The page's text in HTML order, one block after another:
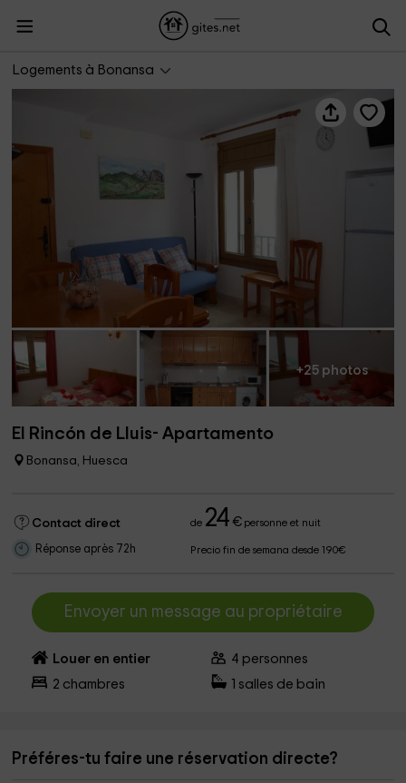
Logements à Bonansa
El Rincón de Lluis- Apartamento
+25 photos
El Rincón de Lluis- Apartamento
Bonansa, Huesca
Contact direct de 24 €personne et nuit
Réponse après 72h Precio fin de semana desde 190€
Envoyer un message au propriétaire
Louer en entier 4 personnes
2 chambres salles de bain
Préféres-tu faire une réservation directe?